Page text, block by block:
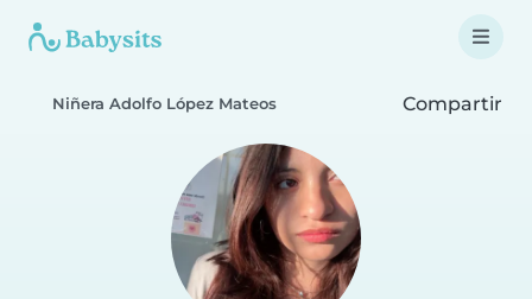
Niñera Adolfo López Mateos Compartir